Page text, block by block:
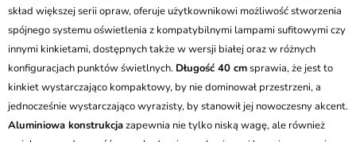
skład większej serii opraw, oferuje użytkownikowi możliwość stworzenia
spójnego systemu oświetlenia z kompatybilnymi lampami sufitowymi czy
innymi kinkietami, dostępnych także w wersji białej oraz w różnych
konfiguracjach punktów świetlnych. Długość 40 cmsprawia, że jest to
kinkiet wystarczająco kompaktowy, by nie dominował przestrzeni, a
jednocześnie wystarczająco wyrazisty, by stanowił jej nowoczesny akcent.
Aluminiowa konstrukcjazapewnia nie tylko niską wagę, ale również